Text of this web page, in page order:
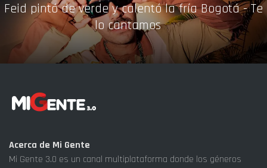
Feid pintó de verde y calentó la fría Bogotá - Te
lo cantamos
Acerca de Mi Gente
Mi Gente 3.0 es un canal multiplataforma donde los géneros